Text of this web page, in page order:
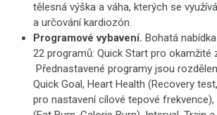
tělesná výška a váha, kterých se
a určování kardiozón.
Programové vybavení. Bohatá
22 programů: Quick Start pro okamžité
Přednastavené programy jsou
Quick Goal, Heart Health (Recovery
pro nastavení cílové tepové